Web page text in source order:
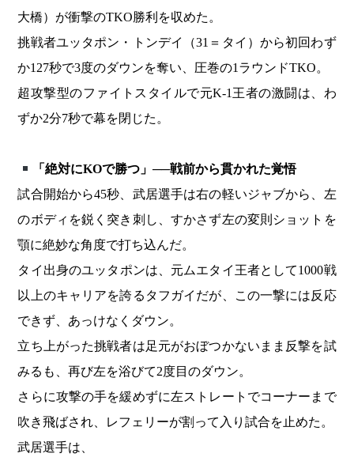
大橋）が衝撃のTKO勝利を収めた。
挑戦者ユッタポン・トンデイ（31＝タイ）から初回わず
か127秒で3度のダウンを奪い、圧巻の1ラウンドTKO。
超攻撃型のファイトスタイルで元K-1王者の激闘は、わ
ずか2分7秒で幕を閉じた。
「絶対にKOで勝つ」──戦前から貫かれた覚悟
試合開始から45秒、武居選手は右の軽いジャブから、左
のボディを鋭く突き刺し、すかさず左の変則ショットを
顎に絶妙な角度で打ち込んだ。
タイ出身のユッタポンは、元ムエタイ王者として1000戦
以上のキャリアを誇るタフガイだが、この一撃には反応
できず、あっけなくダウン。
立ち上がった挑戦者は足元がおぼつかないまま反撃を試
みるも、再び左を浴びて2度目のダウン。
さらに攻撃の手を緩めずに左ストレートでコーナーまで
吹き飛ばされ、レフェリーが割って入り試合を止めた。
武居選手は、